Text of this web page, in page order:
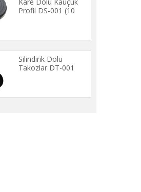
Profil DS-001 (10
Silindirik Dolu
Takozlar DT-001